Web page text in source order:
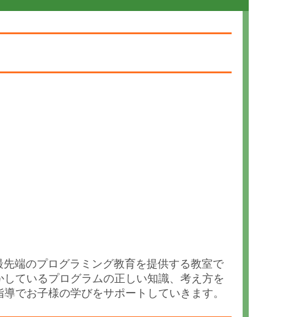
端のプログラミング教育を提供する教室で
ているプログラムの正しい知識、考え方を
でお子様の学びをサポートしていきます。